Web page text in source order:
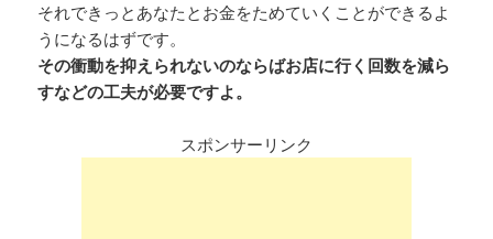
それできっとあなたとお金をためていくことができるよ
うになるはずです。
その衝動を抑えられないのならばお店に行く回数を減ら
すなどの工夫が必要ですよ。
スポンサーリンク